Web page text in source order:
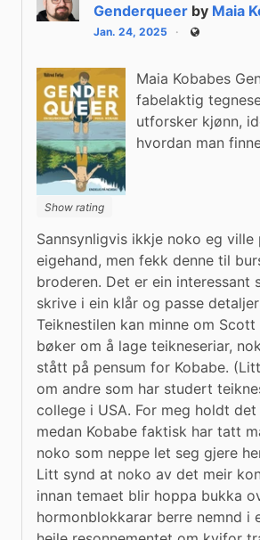
Genderqueer by Maia
Jan. 24, 2025 Public
Show rating
Maia Kobabes
fabelaktig
utforsker kjønn,
hvordan man
Sannsynligvis ikkje noko eg
eigehand, men fekk denne til
broderen. Det er ein interessant
skrive i ein klår og passe
Teiknestilen kan minne om
bøker om å lage teikneseriar,
stått på pensum for Kobabe.
om andre som har studert
college i USA. For meg holdt
medan Kobabe faktisk har tatt
noko som neppe let seg gjere
Litt synd at noko av det meir
innan temaet blir hoppa bukka
hormonblokkarar berre nemnd i